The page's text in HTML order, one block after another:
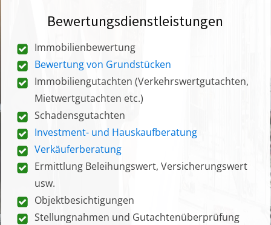
Bewertungsdienstleistungen
Immobilienbewertung
Bewertung von Grundstücken
Immobiliengutachten (Verkehrswertgutachten,
Mietwertgutachten etc.)
Schadensgutachten
Investment- und Hauskaufberatung
Verkäuferberatung
Ermittlung Beleihungswert, Versicherungswert
usw.
Objektbesichtigungen
Stellungnahmen und Gutachtenüberprüfung